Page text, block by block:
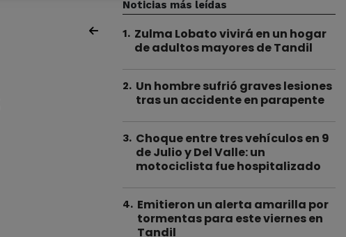
Noticias más leídas
1. Zulma Lobato vivirá en un hogar
de adultos mayores de Tandil
2. Un hombre sufrió graves lesiones
tras un accidente en parapente
3. Choque entre tres vehículos en 9
de Julio y Del Valle: un
motociclista fue hospitalizado
4. Emitieron un alerta amarilla por
tormentas para este viernes en
Tandil